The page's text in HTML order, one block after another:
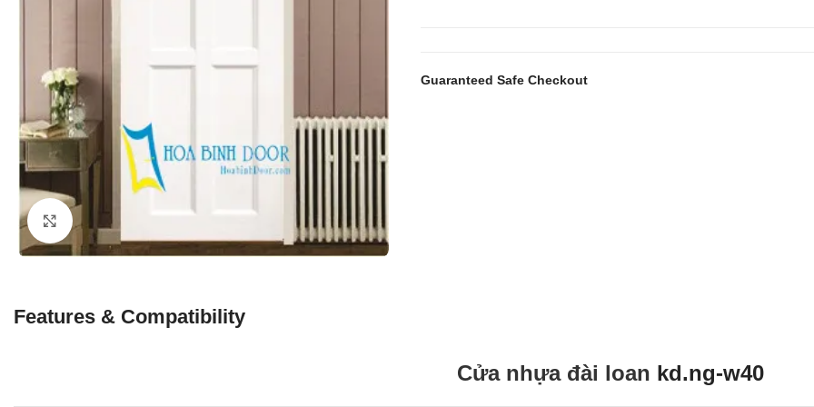
Click to enlarge
Guaranteed Safe Checkout
Features & Compatibility
Cửa nhựa đài loan kd.ng-w40